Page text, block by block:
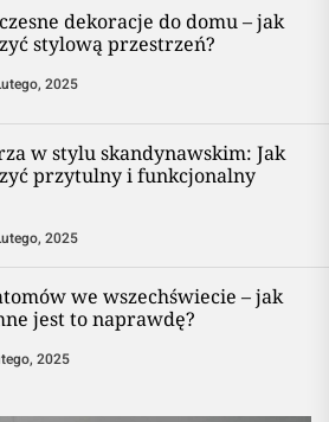
dekoracje do domu – jak
stylową przestrzeń?
2025
w stylu skandynawskim: Jak
przytulny i funkcjonalny
2025
we wszechświecie – jak
jest to naprawdę?
2025